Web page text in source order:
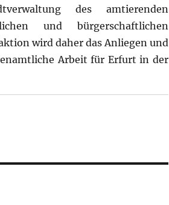
des amtierenden
und bürgerschaftlichen
wird daher das Anliegen und
Arbeit für Erfurt in der